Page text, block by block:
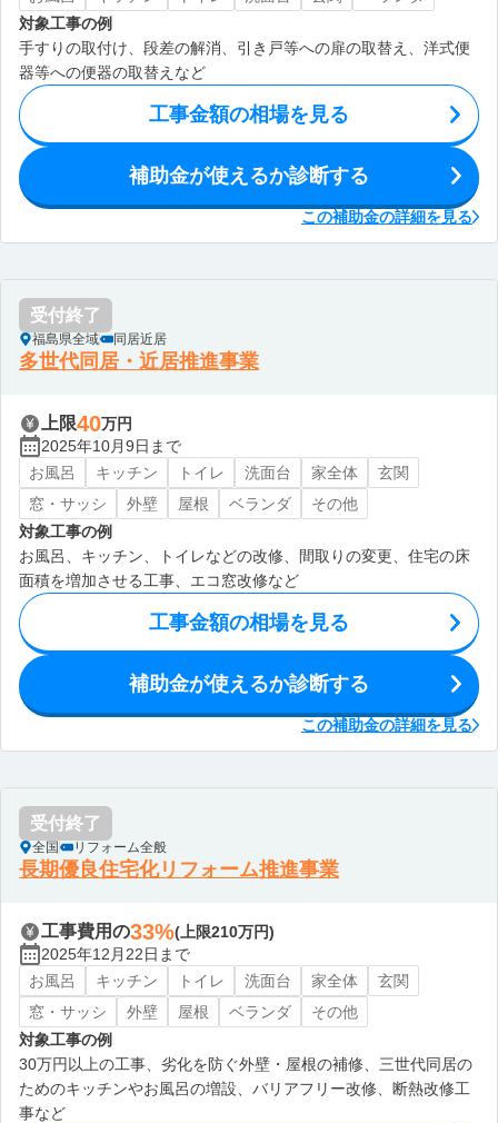
対象工事の例
手すりの取付け、段差の解消、引き戸等への扉の取替え、洋式便
器等への便器の取替えなど
工事金額の相場を見る
補助金が使えるか診断する
この補助金の詳細を見る
受付終了
福島県全域 同居近居
多世代同居・近居推進事業
上限40万円
2025年10月9日まで
お風呂
キッチン トイレ 洗面台 家全体
玄関
窓・サッシ
外壁 屋根 ベランダ
その他
対象工事の例
お風呂、キッチン、トイレなどの改修、間取りの変更、住宅の床
面積を増加させる工事、エコ窓改修など
工事金額の相場を見る
補助金が使えるか診断する
この補助金の詳細を見る
受付終了
全国 リフォーム全般
長期優良住宅化リフォーム推進事業
工事費用の33%(上限210万円)
2025年12月22日まで
お風呂
キッチン トイレ 洗面台 家全体
玄関
窓・サッシ
外壁 屋根 ベランダ
その他
対象工事の例
30万円以上の工事、劣化を防ぐ外壁・屋根の補修、三世代同居の
ためのキッチンやお風呂の増設、バリアフリー改修、断熱改修工
事など